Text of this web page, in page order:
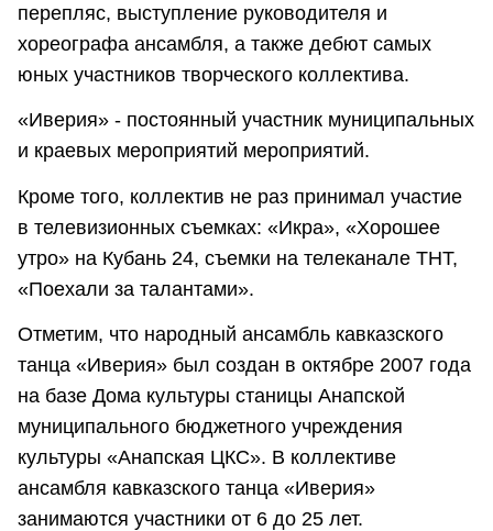
перепляс, выступление руководителя и
хореографа ансамбля, а также дебют самых
юных участников творческого коллектива.
«Иверия» - постоянный участник муниципальных
и краевых мероприятий мероприятий.
Кроме того, коллектив не раз принимал участие
в телевизионных съемках: «Икра», «Хорошее
утро» на Кубань 24, съемки на телеканале ТНТ,
«Поехали за талантами».
Отметим, что народный ансамбль кавказского
танца «Иверия» был создан в октябре 2007 года
на базе Дома культуры станицы Анапской
муниципального бюджетного учреждения
культуры «Анапская ЦКС». В коллективе
ансамбля кавказского танца «Иверия»
занимаются участники от 6 до 25 лет.